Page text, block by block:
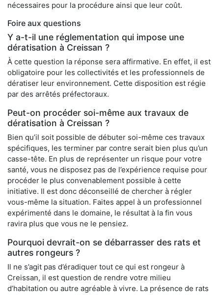
nécessaires pour la procédure ainsi que leur coût.
Foire aux questions
Y a-t-il une réglementation qui impose une
dératisation à Creissan ?
À cette question la réponse sera affirmative. En effet, il est
obligatoire pour les collectivités et les professionnels de
dératiser leur environnement. Cette disposition est régie
par des arrêtés préfectoraux.
Peut-on procéder soi-même aux travaux de
dératisation à Creissan ?
Bien qu’il soit possible de débuter soi-même ces travaux
spécifiques, les terminer par contre serait bien plus qu’un
casse-tête. En plus de représenter un risque pour votre
santé, vous ne disposez pas de l’expérience requise pour
procéder le plus convenablement possible à cette
initiative. Il est donc déconseillé de chercher à régler
vous-même la situation. Faites appel à un professionnel
expérimenté dans le domaine, le résultat à la fin vous
ravira plus que vous ne le pensiez.
Pourquoi devrait-on se débarrasser des rats et
autres rongeurs ?
Il ne s’agit pas d’éradiquer tout ce qui est rongeur à
Creissan, il est question de rendre votre milieu
d’habitation ou autre agréable à vivre. La présence de rats